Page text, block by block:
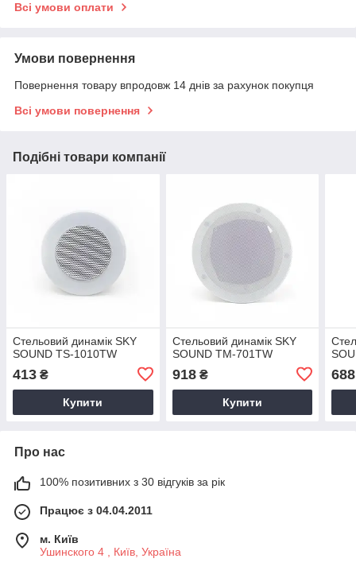
Всі умови оплати
Умови повернення
Повернення товару впродовж 14 днів за рахунок покупця
Всі умови повернення
Подібні товари компанії
Стельовий динамік SKY
SOUND TS-1010TW
413 ₴
Купити
Стельовий динамік SKY
SOUND TM-701TW
918₴
Купити
688
Про нас
100% позитивних з 30 відгуків за рік
Працює з 04.04.2011
м. Київ
Ушинского 4 , Київ, Україна